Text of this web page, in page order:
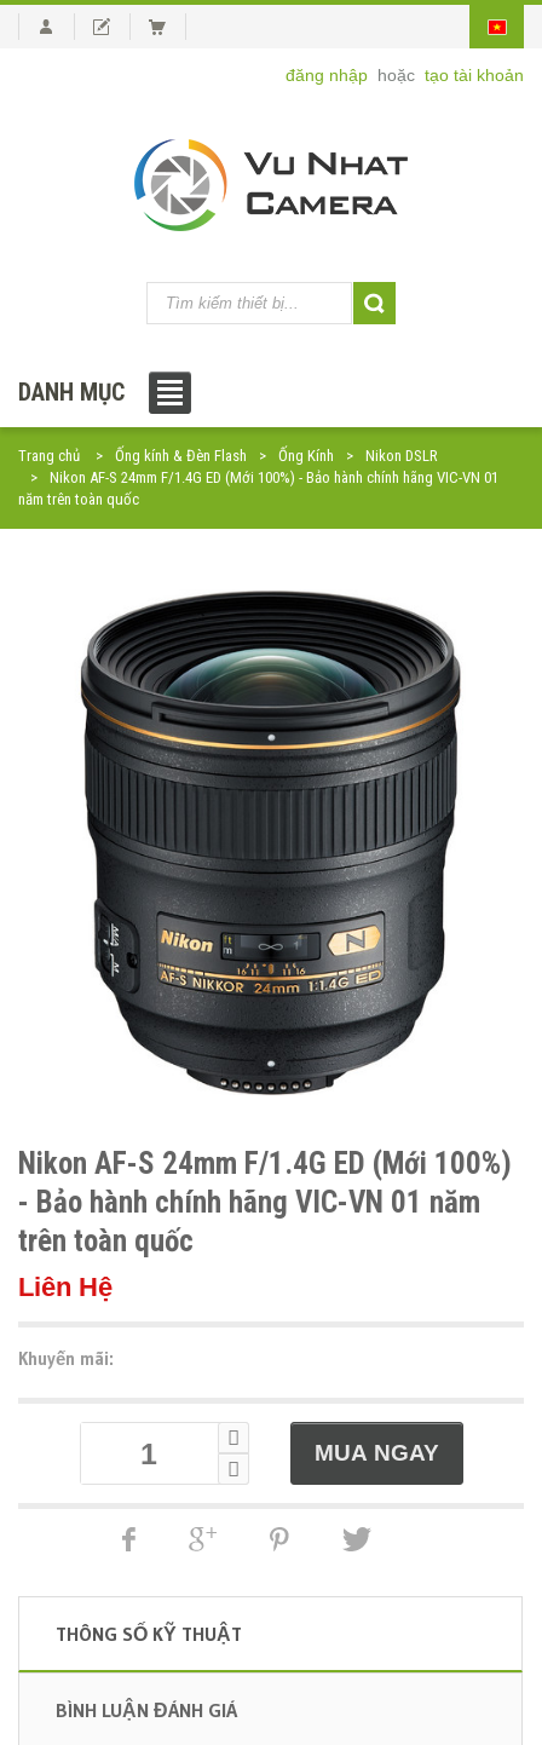
đăng nhập hoặc tạo tài khoản
DANH MỤC
Trang chủ Ống kính & Đèn Flash Ống Kính
Nikon DSLR
Nikon AF-S 24mm F/1.4G ED (Mới 100%) - Bảo hành chính hãng VIC-VN 01
năm trên toàn quốc
Nikon AF-S 24mm F/1.4G ED (Mới 100%)
- Bảo hành chính hãng VIC-VN 01 năm
trên toàn quốc
Liên Hệ
Khuyến mãi:
THÔNG SỐ KỸ THUẬT
BÌNH LUẬN ĐÁNH GIÁ